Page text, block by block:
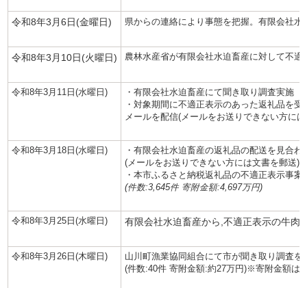
令和8年3月6日(金曜日) 県からの連絡により事態を把握。有限会社
令和8年3月10日(火曜日) 農林水産省が有限会社水迫畜産に対して不適
令和8年3月11日(水曜日)
・有限会社水迫畜産にて聞き取り調査実施
・対象期間に不適正表示のあった返礼品を
メールを配信(メールをお送りできない方に
令和8年3月18日(水曜日)
・有限会社水迫畜産の返礼品の配送を見合
(メールをお送りできない方には文書を郵送)
・本市ふるさと納税返礼品の不適正表示事
(件数:3,645件 寄附金額:4,697万円)
令和8年3月25日(水曜日) 有限会社水迫畜産から,不適正表示の牛肉
令和8年3月26日(木曜日)
山川町漁業協同組合にて市が聞き取り調査
(件数:40件 寄附金額:約27万円)※寄附金額は